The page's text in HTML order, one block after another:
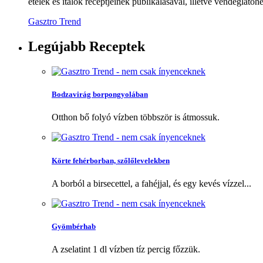
Gasztro Trend
Legújabb Receptek
Bodzavirág borpongyolában
Otthon bő folyó vízben többször is átmossuk.
Körte fehérborban, szőlőlevelekben
A borból a birsecettel, a fahéjjal, és egy kevés vízzel...
Gyömbérhab
A zselatint 1 dl vízben tíz percig főzzük.